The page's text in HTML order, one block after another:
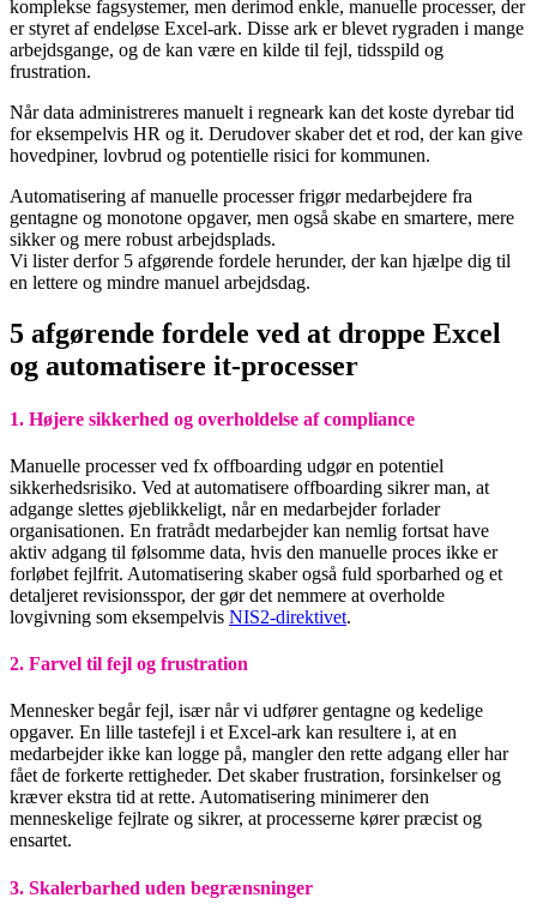
komplekse fagsystemer, men derimod enkle, manuelle processer, der
er styret af endeløse Excel-ark. Disse ark er blevet rygraden i mange
arbejdsgange, og de kan være en kilde til fejl, tidsspild og
frustration.
Når data administreres manuelt i regneark kan det koste dyrebar tid
for eksempelvis HR og it. Derudover skaber det et rod, der kan give
hovedpiner, lovbrud og potentielle risici for kommunen.
Automatisering af manuelle processer frigør medarbejdere fra
gentagne og monotone opgaver, men også skabe en smartere, mere
sikker og mere robust arbejdsplads.
Vi lister derfor 5 afgørende fordele herunder, der kan hjælpe dig til
en lettere og mindre manuel arbejdsdag.
5 afgørende fordele ved at droppe Excel
og automatisere it-processer
1. Højere sikkerhed og overholdelse af compliance
Manuelle processer ved fx offboarding udgør en potentiel
sikkerhedsrisiko. Ved at automatisere offboarding sikrer man, at
adgange slettes øjeblikkeligt, når en medarbejder forlader
organisationen. En fratrådt medarbejder kan nemlig fortsat have
aktiv adgang til følsomme data, hvis den manuelle proces ikke er
forløbet fejlfrit. Automatisering skaber også fuld sporbarhed og et
detaljeret revisionsspor, der gør det nemmere at overholde
lovgivning som eksempelvis NIS2-direktivet.
2. Farvel til fejl og frustration
Mennesker begår fejl, især når vi udfører gentagne og kedelige
opgaver. En lille tastefejl i et Excel-ark kan resultere i, at en
medarbejder ikke kan logge på, mangler den rette adgang eller har
fået de forkerte rettigheder. Det skaber frustration, forsinkelser og
kræver ekstra tid at rette. Automatisering minimerer den
menneskelige fejlrate og sikrer, at processerne kører præcist og
ensartet.
3. Skalerbarhed uden begrænsninger